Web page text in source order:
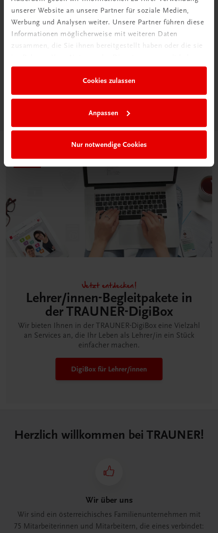
unserer Website an unsere Partner für soziale Medien,
Werbung und Analysen weiter. Unsere Partner führen diese
Informationen möglicherweise mit weiteren Daten
zusammen, die Sie ihnen bereitgestellt haben oder die sie
Cookies zulassen
Anpassen
Nur notwendige Cookies
Neu in der DigiBox
Klassenzimmer“
Mehr dazu
Jetzt entdecken!
Lehrer/innen-Begleitpakete in
der TRAUNER-DigiBox
Wir bieten Ihnen in der TRAUNER-DigiBox eine Vielzahl
an Services an, die Ihr Leben als Lehrer/in ein Stück
einfacher machen.
DigiBox für Lehrer/innen
Herzlich willkommen bei TRAUNER!
Wir über uns
Wir sind ein österreichisches Familienunternehmen mit
75 Mitarbeiterinnen und Mitarbeitern, die eines verbindet: